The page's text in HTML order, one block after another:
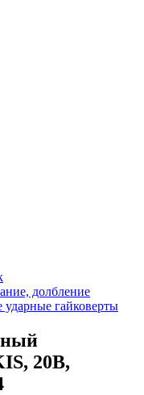
долбление
гайковерты
20В,